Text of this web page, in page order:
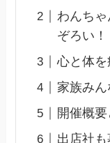
わんち
ぞろい！
心と体
家族み
開催概
出店社も